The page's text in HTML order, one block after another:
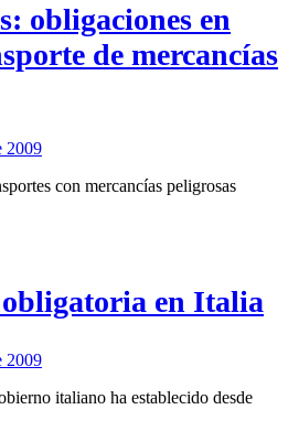
obligaciones en
de mercancías
2009
con mercancías peligrosas
en Italia
2009
italiano ha establecido desde